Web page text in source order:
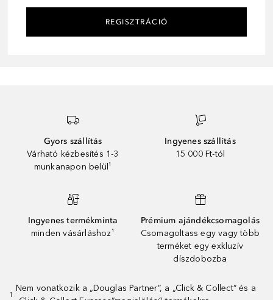
REGISZTRÁCIÓ
Gyors szállítás
Várható kézbesítés 1-3
munkanapon belül¹
Ingyenes szállítás
15 000 Ft-tól
Ingyenes termékminta
minden vásárláshoz¹
Prémium ajándékcsomagolás
Csomagoltass egy vagy több
terméket egy exkluzív
díszdobozba
1
Nem vonatkozik a „Douglas Partner”, a „Click & Collect” és a